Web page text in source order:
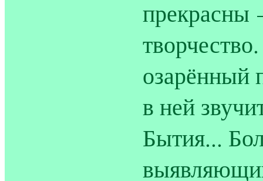
прекрасны
озарённый
в ней
Бытия...